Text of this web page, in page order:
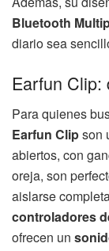
Bluetooth
diario sea
Earfun Clip:
Para quienes
Earfun Clipson
abiertos, con
oreja, son
aislarse
controladores
ofrecen un